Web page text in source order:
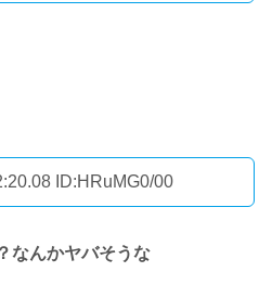
ID:HRuMG0/00
なんかヤバそうな